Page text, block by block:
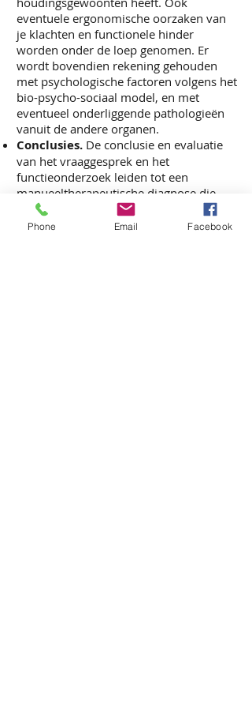
eventuele ergonomische oorzaken van
je klachten en functionele hinder
worden onder de loep genomen. Er
wordt bovendien rekening gehouden
met psychologische factoren volgens het
bio-psycho-sociaal model, en met
eventueel onderliggende pathologieën
vanuit de andere organen.
Conclusies. De conclusie en evaluatie
van het vraaggesprek en het
functieonderzoek leiden tot een
manueeltherapeutische diagnose die
een verklarende omschrijving is van je
beklemmingen en je
Phone Email Facebook